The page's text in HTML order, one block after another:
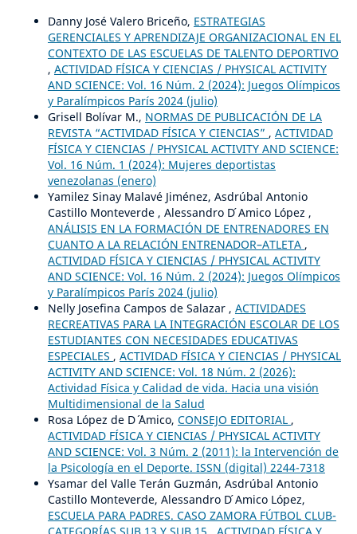
Danny José Valero Briceño, ESTRATEGIAS
GERENCIALES Y APRENDIZAJE ORGANIZACIONAL EN EL
CONTEXTO DE LAS ESCUELAS DE TALENTO DEPORTIVO
, ACTIVIDAD FÍSICA Y CIENCIAS / PHYSICAL ACTIVITY
AND SCIENCE: Vol. 16 Núm. 2 (2024): Juegos Olímpicos
y Paralímpicos París 2024 (julio)
Grisell Bolívar M., NORMAS DE PUBLICACIÓN DE LA
REVISTA “ACTIVIDAD FÍSICA Y CIENCIAS” , ACTIVIDAD
FÍSICA Y CIENCIAS / PHYSICAL ACTIVITY AND SCIENCE:
Vol. 16 Núm. 1 (2024): Mujeres deportistas
venezolanas (enero)
Yamilez Sinay Malavé Jiménez, Asdrúbal Antonio
Castillo Monteverde , Alessandro D ́Amico López ,
ANÁLISIS EN LA FORMACIÓN DE ENTRENADORES EN
CUANTO A LA RELACIÓN ENTRENADOR–ATLETA ,
ACTIVIDAD FÍSICA Y CIENCIAS / PHYSICAL ACTIVITY
AND SCIENCE: Vol. 16 Núm. 2 (2024): Juegos Olímpicos
y Paralímpicos París 2024 (julio)
Nelly Josefina Campos de Salazar , ACTIVIDADES
RECREATIVAS PARA LA INTEGRACIÓN ESCOLAR DE LOS
ESTUDIANTES CON NECESIDADES EDUCATIVAS
ESPECIALES , ACTIVIDAD FÍSICA Y CIENCIAS / PHYSICAL
ACTIVITY AND SCIENCE: Vol. 18 Núm. 2 (2026):
Actividad Física y Calidad de vida. Hacia una visión
Multidimensional de la Salud
Rosa López de D´ ´Amico, CONSEJO EDITORIAL ,
ACTIVIDAD FÍSICA Y CIENCIAS / PHYSICAL ACTIVITY
AND SCIENCE: Vol. 3 Núm. 2 (2011): la Intervención de
la Psicología en el Deporte. ISSN (digital) 2244-7318
Ysamar del Valle Terán Guzmán, Asdrúbal Antonio
Castillo Monteverde, Alessandro D ́Amico López,
ESCUELA PARA PADRES. CASO ZAMORA FÚTBOL CLUB-